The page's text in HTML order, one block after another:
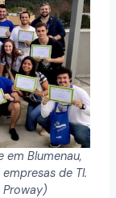
em Blumenau,
de TI.